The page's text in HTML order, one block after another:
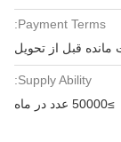
Payment Terms:
Supply Ability:
≥50000 عدد در ماه